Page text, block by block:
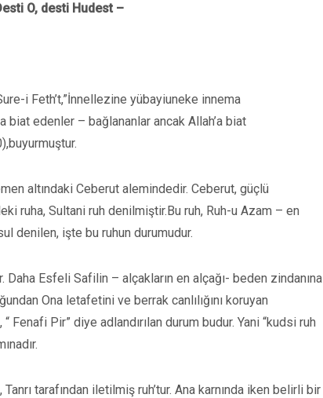
O, desti Hudest –
i Feth’t,”İnnellezine yübayiuneke innema
edenler – bağlananlar ancak Allah’a biat
altındaki Ceberut alemindedir. Ceberut, güçlü
ruha, Sultani ruh denilmiştir.Bu ruh, Ruh-u Azam – en
denilen, işte bu ruhun durumudur.
Esfeli Safilin – alçakların en alçağı- beden zindanına
Ona letafetini ve berrak canlılığını koruyan
Fenafi Pir” diye adlandırılan durum budur. Yani “kudsi ruh
tarafından iletilmiş ruh’tur. Ana karnında iken belirli bir